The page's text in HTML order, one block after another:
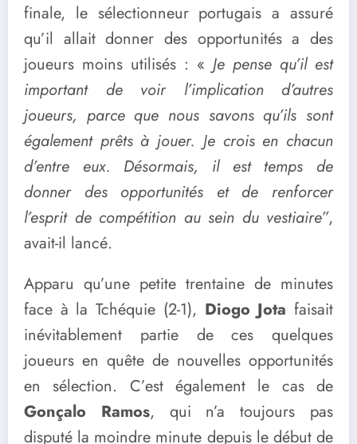
finale, le sélectionneur portugais a assuré
qu’il allait donner des opportunités a des
joueurs moins utilisés : « Je pense qu’il est
important de voir l’implication d’autres
joueurs, parce que nous savons qu’ils sont
également prêts à jouer. Je crois en chacun
d’entre eux. Désormais, il est temps de
donner des opportunités et de renforcer
l’esprit de compétition au sein du vestiaire”,
avait-il lancé.
Apparu qu’une petite trentaine de minutes
face à la Tchéquie (2-1), Diogo Jota faisait
inévitablement partie de ces quelques
joueurs en quête de nouvelles opportunités
en sélection. C’est également le cas de
Gonçalo Ramos, qui n’a toujours pas
disputé la moindre minute depuis le début de